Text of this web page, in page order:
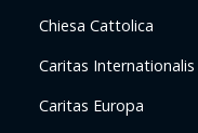
Chiesa Cattolica
Caritas Internationalis
Caritas Europa